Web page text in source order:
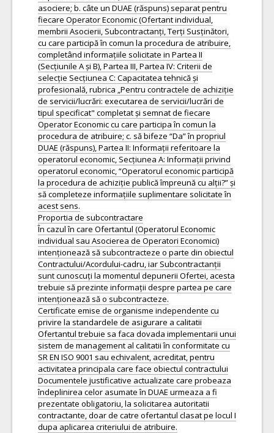
asociere; b. câte un DUAE (răspuns) separat pentru
fiecare Operator Economic (Ofertant individual,
membrii Asocierii, Subcontractanți, Terți Susținători,
cu care participă în comun la procedura de atribuire,
completând informațiile solicitate in Partea II
(Secțiunile A și B), Partea III, Partea IV: Criterii de
selecție Secțiunea C: Capacitatea tehnică și
profesională, rubrica „Pentru contractele de achiziție
de servicii/lucrări: executarea de servicii/lucrări de
tipul specificat" completat și semnat de fiecare
Operator Economic cu care participa în comun la
procedura de atribuire; c. să bifeze “Da” în propriul
DUAE (răspuns), Partea II: Informații referitoare la
operatorul economic, Secțiunea A: Informații privind
operatorul economic, “Operatorul economic participă
la procedura de achiziție publică împreună cu alții?” și
să completeze informațiile suplimentare solicitate în
acest sens.
Proportia de subcontractare
În cazul în care Ofertantul (Operatorul Economic
individual sau Asocierea de Operatori Economici)
intenționează să subcontracteze o parte din obiectul
Contractului/Acordului-cadru, iar Subcontractanții
sunt cunoscuți la momentul depunerii Ofertei, acesta
trebuie să prezinte informații despre partea pe care
intenționează să o subcontracteze.
Certificate emise de organisme independente cu
privire la standardele de asigurare a calitatii
Ofertantul trebuie sa faca dovada implementarii unui
sistem de management al calitatii în conformitate cu
SR EN ISO 9001 sau echivalent, acreditat, pentru
activitatea principala care face obiectul contractului
Documentele justificative actualizate care probeaza
îndeplinirea celor asumate în DUAE urmeaza a fi
prezentate obligatoriu, la solicitarea autoritatii
contractante, doar de catre ofertantul clasat pe locul I
dupa aplicarea criteriului de atribuire.